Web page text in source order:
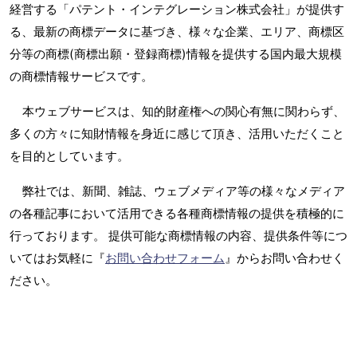
経営する「パテント・インテグレーション株式会社」が提供す
る、最新の商標データに基づき、様々な企業、エリア、商標区
分等の商標(商標出願・登録商標)情報を提供する国内最大規模
の商標情報サービスです。
本ウェブサービスは、知的財産権への関心有無に関わらず、
多くの方々に知財情報を身近に感じて頂き、活用いただくこと
を目的としています。
弊社では、新聞、雑誌、ウェブメディア等の様々なメディア
の各種記事において活用できる各種商標情報の提供を積極的に
行っております。 提供可能な商標情報の内容、提供条件等につ
いてはお気軽に『お問い合わせフォーム』からお問い合わせく
ださい。